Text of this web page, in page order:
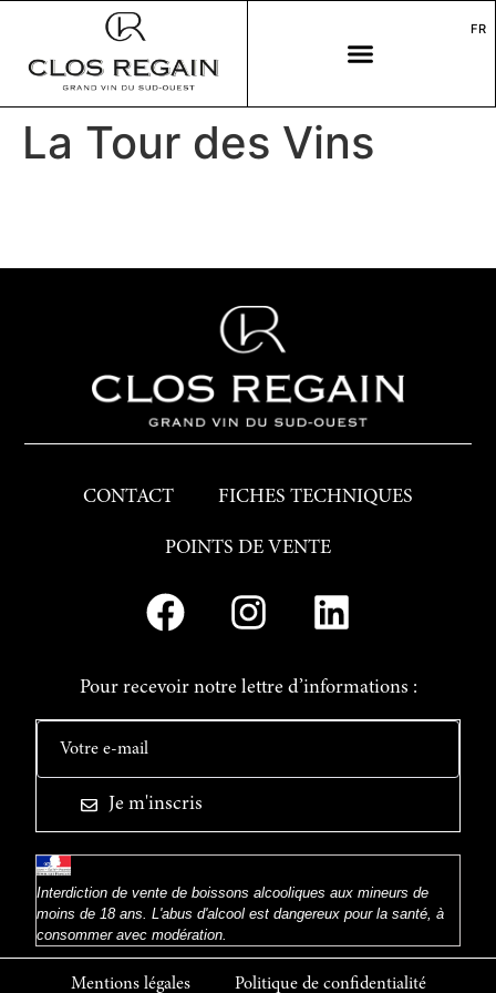
FR
La Tour des Vins
CONTACT FICHES TECHNIQUES
POINTS DE VENTE
Pour recevoir notre lettre d’informations :
Je m'inscris
Interdiction de vente de boissons alcooliques aux mineurs de
moins de 18 ans. L'abus d'alcool est dangereux pour la santé, à
consommer avec modération.
Mentions légales Politique de confidentialité